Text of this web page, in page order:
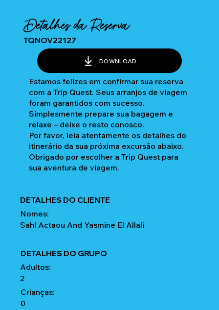
Detalhes da Reserva
TQNOV22127
DOWNLOAD
Estamos felizes em confirmar sua reserva
com a Trip Quest. Seus arranjos de viagem
foram garantidos com sucesso.
Simplesmente prepare sua bagagem e
relaxe – deixe o resto conosco.
Por favor, leia atentamente os detalhes do
itinerário da sua próxima excursão abaixo.
Obrigado por escolher a Trip Quest para
sua aventura de viagem.
DETALHES DO CLIENTE
Nomes:
Sahl Actaou And Yasmine El Allali
DETALHES DO GRUPO
Adultos:
2
Crianças:
0